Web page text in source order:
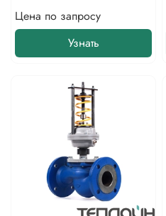
Цена по запросу
Узнать